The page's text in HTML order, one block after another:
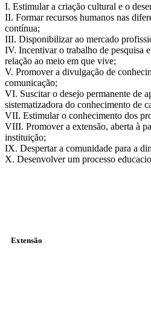
I. Estimular a criação cultural e o
II. Formar recursos humanos nas
contínua;
III. Disponibilizar ao mercado
IV. Incentivar o trabalho de pesquisa
relação ao meio em que vive;
V. Promover a divulgação de
comunicação;
VI. Suscitar o desejo permanente de
sistematizadora do conhecimento de
VII. Estimular o conhecimento dos
VIII. Promover a extensão, aberta à
instituição;
IX. Despertar a comunidade para a
X. Desenvolver um processo
Extensão